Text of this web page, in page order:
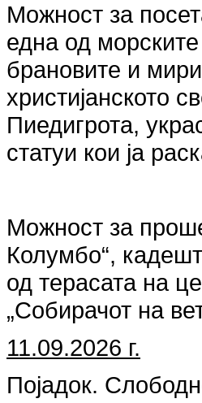
Можност за
една од
брановите и
христијанското
Пиедигрота,
статуи кои ја
Можност за
Колумбо“,
од терасата на
„Собирачот на
11.09.2026 г.
Појадок.